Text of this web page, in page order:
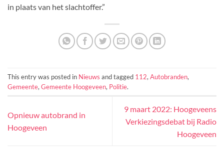
in plaats van het slachtoffer.”
This entry was posted in Nieuws and tagged 112, Autobranden,
Gemeente, Gemeente Hoogeveen, Politie.
Opnieuw autobrand in
Hoogeveen
9 maart 2022: Hoogeveens
Verkiezingsdebat bij Radio
Hoogeveen